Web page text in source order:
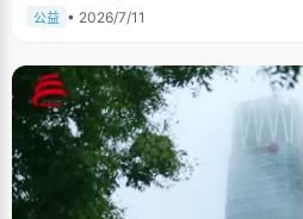
公益 • 2026/7/11